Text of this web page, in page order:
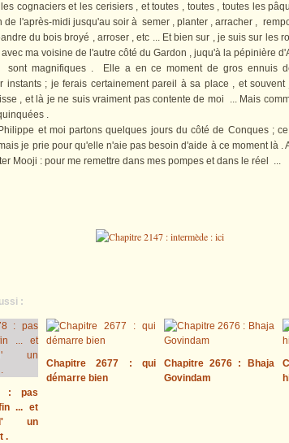
cognaciers et les cerisiers , et toutes , toutes , toutes les
de l'après-midi jusqu'au soir à semer , planter , arracher ,
du bois broyé , arroser , etc ... Et bien sur , je suis sur les
avec ma voisine de l'autre côté du Gardon , juqu'à la pépinière
sont magnifiques . Elle a en ce moment de gros ennuis
instants ; je ferais certainement pareil à sa place , et
, et là je ne suis vraiment pas contente de moi ... Mais
.
et moi partons quelques jours du côté de Conques ;
je prie pour qu'elle n'aie pas besoin d'aide à ce moment là .
Mooji : pour me remettre dans mes pompes et dans le réel ...
:
: pas
... et
d' un
.
Chapitre 2677 : qui
démarre bien
Chapitre 2676 : Bhaja
Govindam